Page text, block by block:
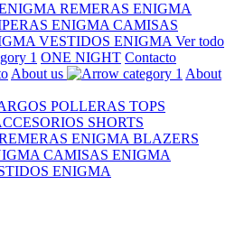
REMERAS ENIGMA
ENIGMA CAMISAS
VESTIDOS ENIGMA Ver todo
ONE NIGHT Contacto
About us
About
POLLERAS TOPS
SHORTS
ENIGMA BLAZERS
CAMISAS ENIGMA
ENIGMA